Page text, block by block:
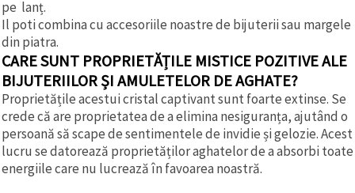
pe lanț.
Il poti combina cu accesoriile noastre de bijuterii sau margele
din piatra.
CARE SUNT PROPRIETĂȚILE MISTICE POZITIVE ALE
BIJUTERIILOR ȘI AMULETELOR DE AGHATE?
Proprietățile acestui cristal captivant sunt foarte extinse. Se
crede că are proprietatea de a elimina nesiguranța, ajutând o
persoană să scape de sentimentele de invidie și gelozie. Acest
lucru se datorează proprietăților aghatelor de a absorbi toate
energiile care nu lucrează în favoarea noastră.